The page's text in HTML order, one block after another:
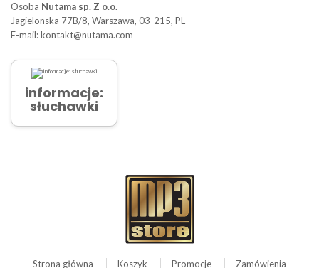
Osoba Nutama sp. Z o.o.
Jagielonska 77B/8, Warszawa, 03-215, PL
E-mail: kontakt@nutama.com
informacje:
słuchawki
Strona główna Koszyk Promocje
Zamówienia